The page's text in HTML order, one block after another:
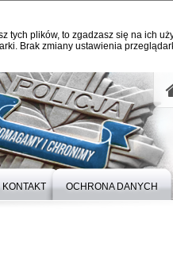
tych plików, to zgadzasz się na ich
Brak zmiany ustawienia
KONTAKT OCHRONA DANYCH